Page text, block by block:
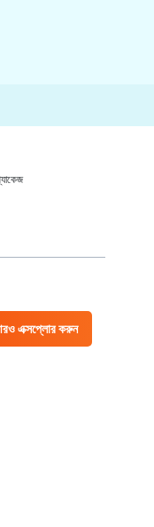
এক্সপ্লোর করুন